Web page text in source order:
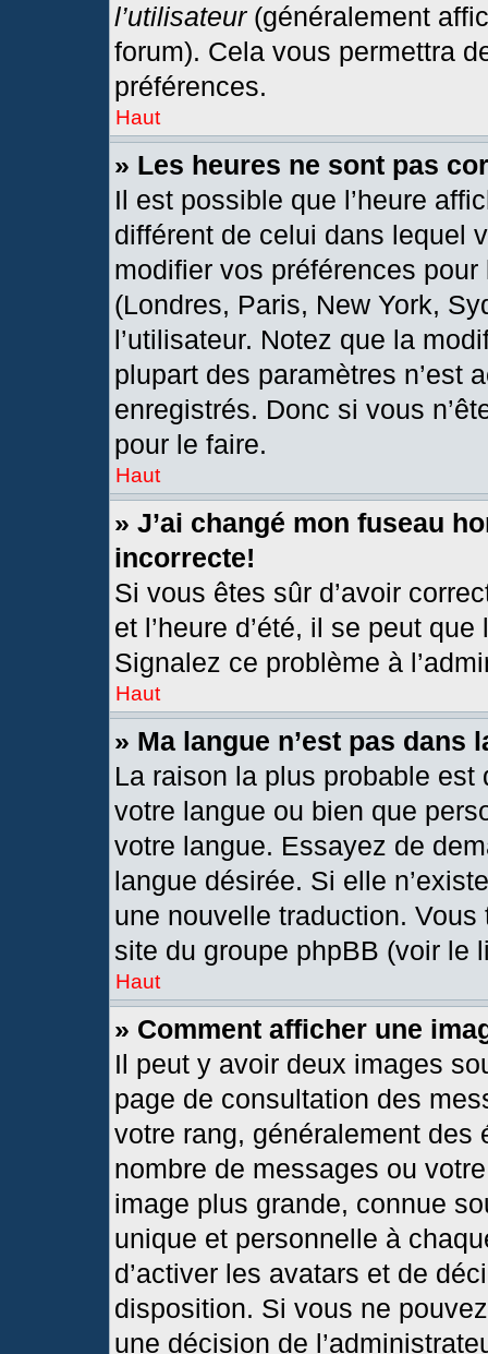
l’utilisateur(généralement
forum). Cela vous permettra
préférences.
Haut
» Les heures ne sont pas
Il est possible que l’heure
différent de celui dans lequel
modifier vos préférences
(Londres, Paris, New York,
l’utilisateur. Notez que la
plupart des paramètres n’est
enregistrés. Donc si vous
pour le faire.
Haut
» J’ai changé mon fuseau
incorrecte!
Si vous êtes sûr d’avoir
et l’heure d’été, il se peut
Signalez ce problème à
Haut
» Ma langue n’est pas dans
La raison la plus probable est
votre langue ou bien que
votre langue. Essayez de
langue désirée. Si elle
une nouvelle traduction.
site du groupe phpBB (voir le
Haut
» Comment afficher une
Il peut y avoir deux images
page de consultation des
votre rang, généralement
nombre de messages ou
image plus grande, connue
unique et personnelle à
d’activer les avatars et de
disposition. Si vous ne
une décision de